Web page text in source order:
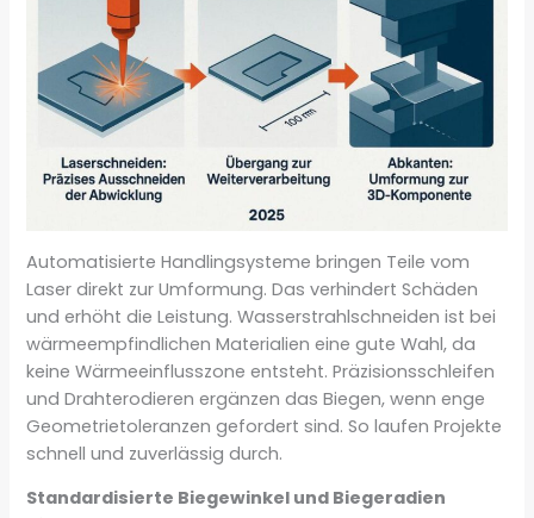
Automatisierte Handlingsysteme bringen Teile vom
Laser direkt zur Umformung. Das verhindert Schäden
und erhöht die Leistung. Wasserstrahlschneiden ist bei
wärmeempfindlichen Materialien eine gute Wahl, da
keine Wärmeeinflusszone entsteht. Präzisionsschleifen
und Drahterodieren ergänzen das Biegen, wenn enge
Geometrietoleranzen gefordert sind. So laufen Projekte
schnell und zuverlässig durch.
Standardisierte Biegewinkel und Biegeradien